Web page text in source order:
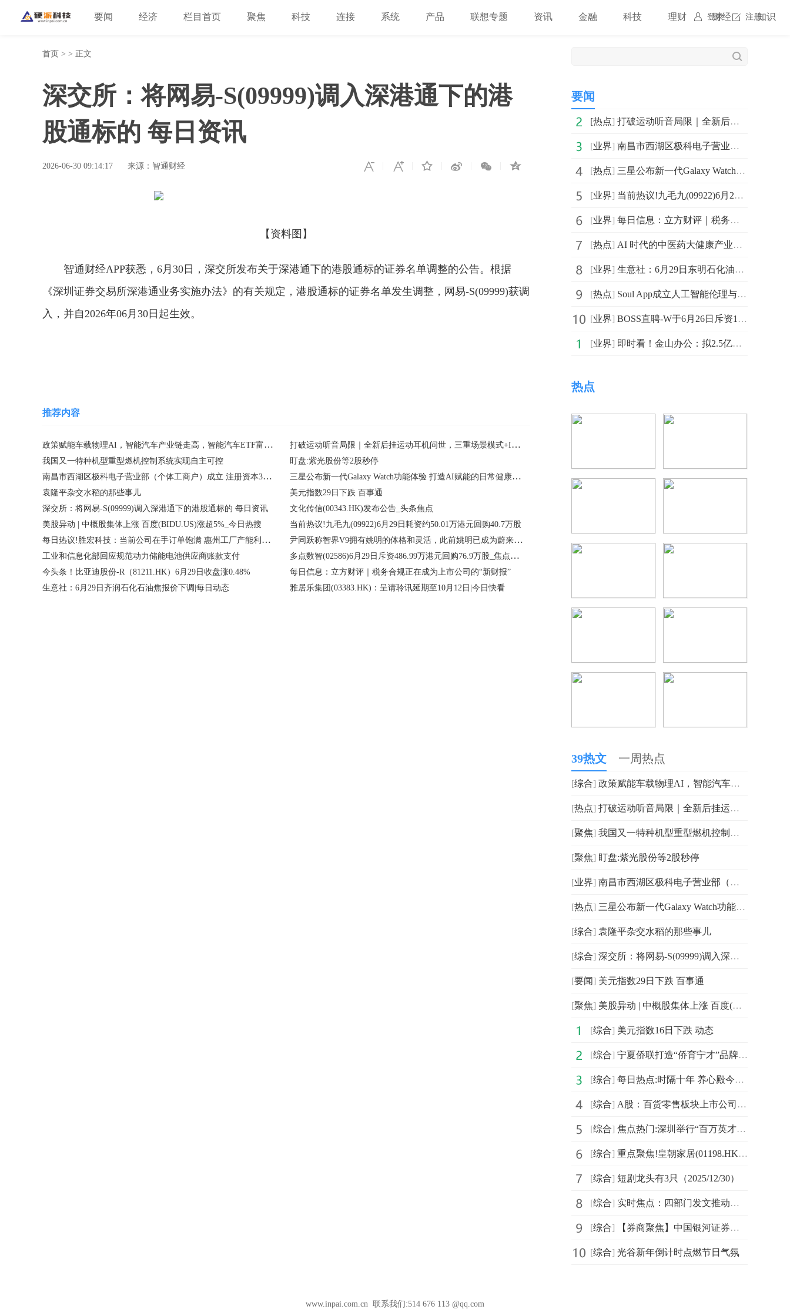
登录 注册
要闻 经济 栏目首页 聚焦 科技 连接 系统 产品 联想专题 资讯 金融 科技 理财 财经 知识
首页 > > 正文
深交所：将网易-S(09999)调入深港通下的港
股通标的 每日资讯
2026-06-30 09:14:17 来源：智通财经
【资料图】
智通财经APP获悉，6月30日，深交所发布关于深港通下的港股通标的证券名单调整的公告。根据
《深圳证券交易所深港通业务实施办法》的有关规定，港股通标的证券名单发生调整，网易-S(09999)获调
入，并自2026年06月30日起生效。
推荐内容
政策赋能车载物理AI，智能汽车产业链走高，智能汽车ETF富国（515250）盘中涨幅达3.26% 焦点滚动 打破运动听音局限｜全新后挂运动耳机问世，三重场景模式+IPX8防水适配全场景运动
我国又一特种机型重型燃机控制系统实现自主可控 盯盘:紫光股份等2股秒停
南昌市西湖区极科电子营业部（个体工商户）成立 注册资本3万人民币 三星公布新一代Galaxy Watch功能体验 打造AI赋能的日常健康伴侣
袁隆平杂交水稻的那些事儿
美元指数29日下跌 百事通
深交所：将网易-S(09999)调入深港通下的港股通标的 每日资讯
文化传信(00343.HK)发布公告_头条焦点
美股异动 | 中概股集体上涨 百度(BIDU.US)涨超5%_今日热搜
当前热议!九毛九(09922)6月29日耗资约50.01万港元回购40.7万股
每日热议!胜宏科技：当前公司在手订单饱满 惠州工厂产能利用率维持在较高水平 尹同跃称智界V9拥有姚明的体格和灵活，此前姚明已成为蔚来ES9首席体验官
工业和信息化部回应规范动力储能电池供应商账款支付 多点数智(02586)6月29日斥资486.99万港元回购76.9万股_焦点关注
今头条！比亚迪股份-R（81211.HK）6月29日收盘涨0.48%
每日信息：立方财评｜税务合规正在成为上市公司的“新财报”
生意社：6月29日齐润石化石油焦报价下调|每日动态
雅居乐集团(03383.HK)：呈请聆讯延期至10月12日|今日快看
要闻
[热点] 打破运动听音局限｜全新后挂运动耳机问世，三重场景模式+IPX8防水适配全场景运动
[业界] 南昌市西湖区极科电子营业部（个体工商户）成立 注册资本3万人民币
[热点] 三星公布新一代Galaxy Watch功能体验 打造AI赋能的日常健康伴侣
[业界] 当前热议!九毛九(09922)6月29日耗资约50.01万港元回购40.7万股
[业界] 每日信息：立方财评｜税务合规正在成为上市公司的“新财报”
[热点] AI 时代的中医药大健康产业：从"个体创业"到"产业新生态"的范式跃迁
[业界] 生意社：6月29日东明石化油品报价上涨-观焦点
[热点] Soul App成立人工智能伦理与治理委员会：AI时代负责任的创新
[业界] BOSS直聘-W于6月26日斥资121.1万美元回购18.8万股 天天快报
[业界] 即时看！金山办公：拟2.5亿元-5亿元回购公司股份
热点
39热文 一周热点
[综合] 政策赋能车载物理AI，智能汽车产业链走高，智能汽车ETF富国（515250）盘中涨幅达3.26% 焦点滚动
[热点] 打破运动听音局限｜全新后挂运动耳机问世，三重场景模式+IPX8防水适配全场景运动
[聚焦] 我国又一特种机型重型燃机控制系统实现自主可控
[聚焦] 盯盘:紫光股份等2股秒停
[业界] 南昌市西湖区极科电子营业部（个体工商户）成立 注册资本3万人民币
[热点] 三星公布新一代Galaxy Watch功能体验 打造AI赋能的日常健康伴侣
[综合] 袁隆平杂交水稻的那些事儿
[综合] 深交所：将网易-S(09999)调入深港通下的港股通标的 每日资讯
[要闻] 美元指数29日下跌 百事通
[聚焦] 美股异动 | 中概股集体上涨 百度(BIDU.US)涨超5%_今日热搜
[综合] 美元指数16日下跌 动态
[综合] 宁夏侨联打造“侨育宁才”品牌 赋能教育助力人才成长-最新快讯
[综合] 每日热点:时隔十年 养心殿今起重新开放
[综合] A股：百货零售板块上市公司名单！（2025/12/26）
[综合] 焦点热门:深圳举行“百万英才汇南粤”大型招聘会
[综合] 重点聚焦!皇朝家居(01198.HK)完成科学城融资租赁出售事项及恒诚出售事项
[综合] 短剧龙头有3只（2025/12/30）
[综合] 实时焦点：四部门发文推动汽车行业数字化转型
[综合] 【券商聚焦】中国银河证券：十四五收官之年能耗目标考核有望催化绿电需求-看热讯
[综合] 光谷新年倒计时点燃节日气氛
www.inpai.com.cn 联系我们:514 676 113 @qq.com